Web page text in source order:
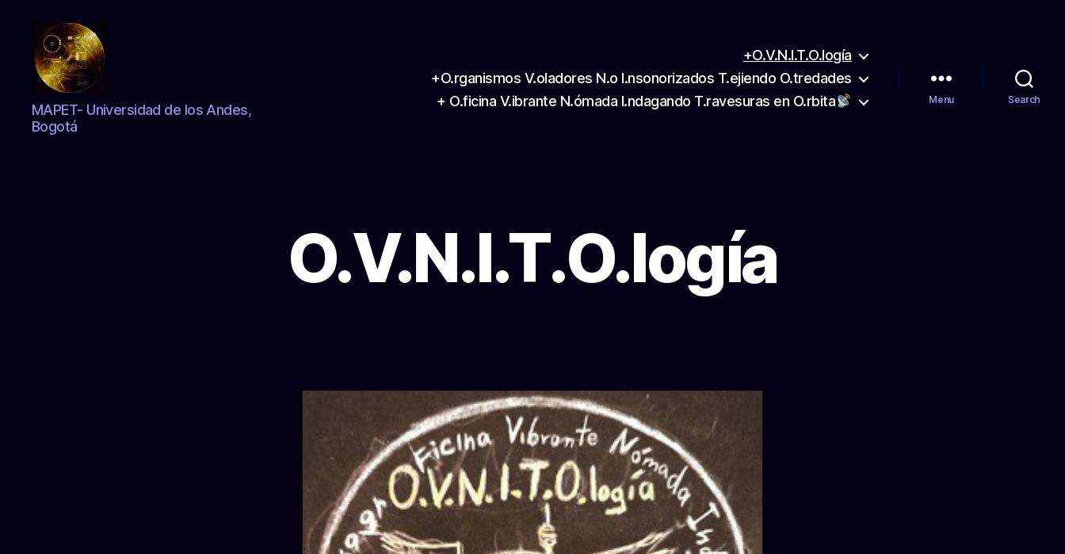
Zs
anty
MAPET- Universidad de los Andes,
Bogotá
+O.V.N.I.T.O.logía
+O.rganismos V.oladores N.o I.nsonorizados T.ejiendo O.tredades
+ O.ficina V.ibrante N.ómada I.ndagando T.ravesuras en O.rbita
Menu Search
O.V.N.I.T.O.logía